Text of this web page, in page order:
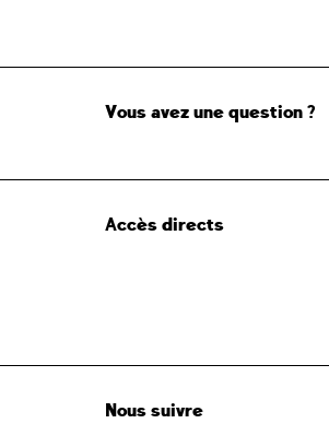
Vous avez une question ?
Accès directs
Nous suivre